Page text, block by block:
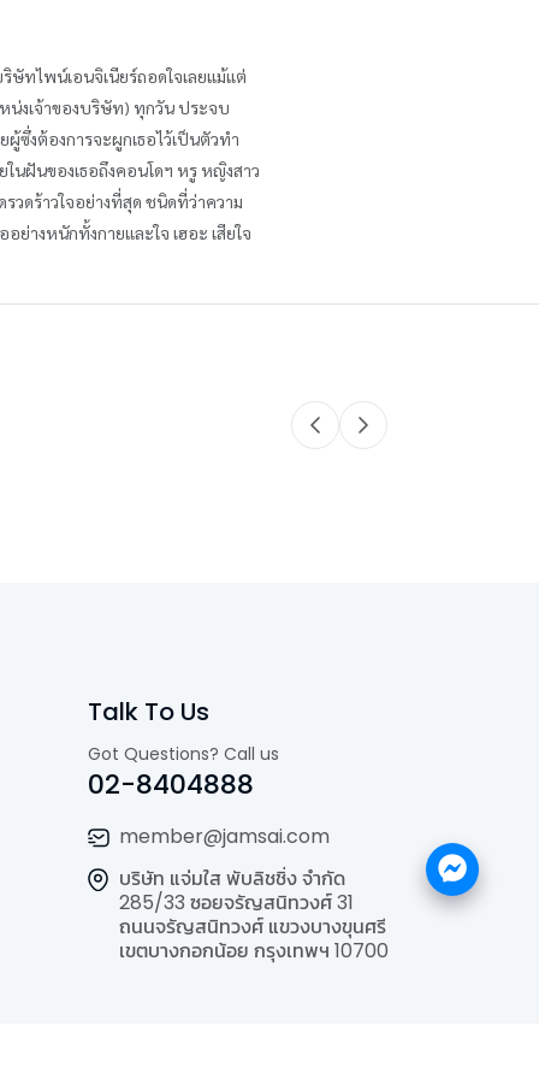
ษัทไพน์เอนจิเนียร์ถอดใจเลยแม้แต่
หน่งเจ้าของบริษัท) ทุกวัน ประจบ
ผู้ซึ่งต้องการจะผูกเธอไว้เป็นตัวทำ
นฝันของเธอถึงคอนโดฯ หรู หญิงสาว
วดร้าวใจอย่างที่สุด ชนิดที่ว่าความ
อย่างหนักทั้งกายและใจ เฮอะ เสียใจ
Talk To Us
Got Questions? Call us
02-8404888
member@jamsai.com
บริษัท แจ่มใส พับลิชชิ่ง จำกัด
285/33 ซอยจรัญสนิทวงศ์ 31
ถนนจรัญสนิทวงศ์ แขวงบางขุนศรี
เขตบางกอกน้อย กรุงเทพฯ 10700